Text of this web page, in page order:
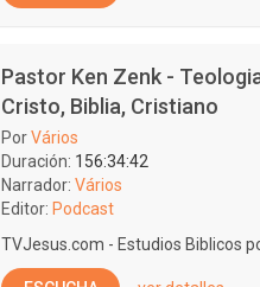
Pastor Ken Zenk -
Cristo, Biblia, Cristiano
PorVários
Duración: 156:34:42
Narrador: Vários
Editor: Podcast
TVJesus.com - Estudios Biblicos